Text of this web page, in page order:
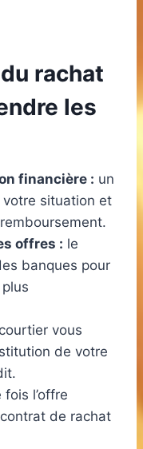
rachat
les
financière : un
situation et
offres : le
banques pour
vous
de votre
fois l’offre
de rachat